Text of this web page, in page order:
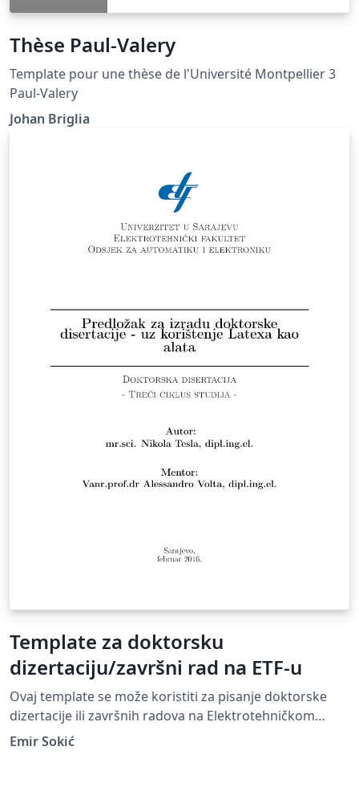
Thèse Paul-Valery
Template pour une thèse de l'Université Montpellier 3
Paul-Valery
Johan Briglia
Template za doktorsku
dizertaciju/završni rad na ETF-u
Ovaj template se može koristiti za pisanje doktorske
dizertacije ili završnih radova na Elektrotehničkom
fakultetu Univerziteta u Sarajevu-
Emir Sokić